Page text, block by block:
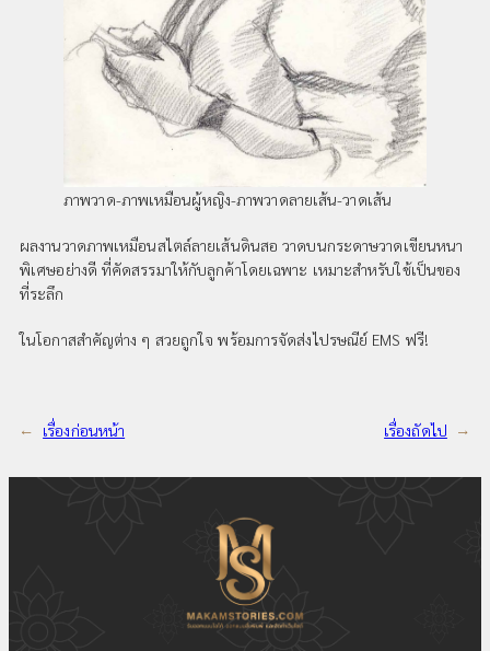
ภาพวาด-ภาพเหมือนผู้หญิง-ภาพวาดลายเส้น-วาดเส้น
ผลงานวาดภาพเหมือนสไตล์ลายเส้นดินสอ วาดบนกระดาษวาดเขียนหนา
พิเศษอย่างดี ที่คัดสรรมาให้กับลูกค้าโดยเฉพาะ เหมาะสำหรับใช้เป็นของ
ที่ระลึก
ในโอกาสสำคัญต่าง ๆ สวยถูกใจ พร้อมการจัดส่งไปรษณีย์ EMS ฟรี!
← เรื่องก่อนหน้า เรื่องถัดไป →